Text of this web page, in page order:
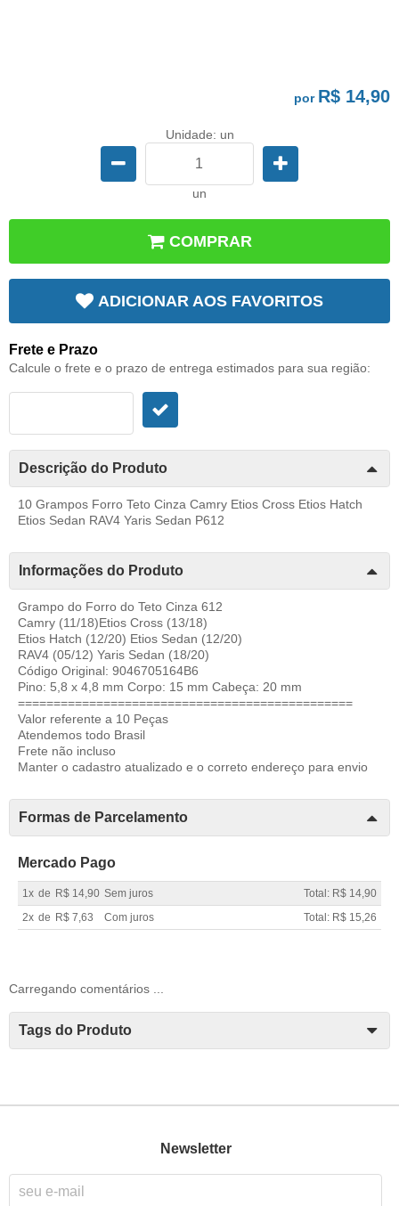
por R$ 14,90
Unidade: un
un
COMPRAR
ADICIONAR AOS FAVORITOS
Frete e Prazo
Calcule o frete e o prazo de entrega estimados para sua região:
Descrição do Produto
10 Grampos Forro Teto Cinza Camry Etios Cross Etios Hatch
Etios Sedan RAV4 Yaris Sedan P612
Informações do Produto
Grampo do Forro do Teto Cinza 612
Camry (11/18)Etios Cross (13/18)
Etios Hatch (12/20) Etios Sedan (12/20)
RAV4 (05/12) Yaris Sedan (18/20)
Código Original: 9046705164B6
Pino: 5,8 x 4,8 mm Corpo: 15 mm Cabeça: 20 mm
===============================================
Valor referente a 10 Peças
Atendemos todo Brasil
Frete não incluso
Manter o cadastro atualizado e o correto endereço para envio
Formas de Parcelamento
Mercado Pago
1x de R$ 14,90 Sem juros
Total: R$ 14,90
2x de R$ 7,63 Com juros Total: R$ 15,26
Carregando comentários ...
Tags do Produto
Newsletter